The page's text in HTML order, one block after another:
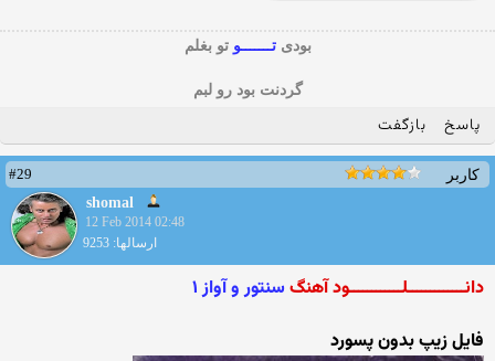
بودیتـــــــوتو بغلم
گردنت بود رو لبم
پاسخ بازگفت
کاربر
#29
shomal
12 Feb 2014 02:48
ارسالها: 9253
دانـــــــــــــلــــــــــــود آهنگ سنتور و آواز ۱
فایل زیپ بدون پسورد